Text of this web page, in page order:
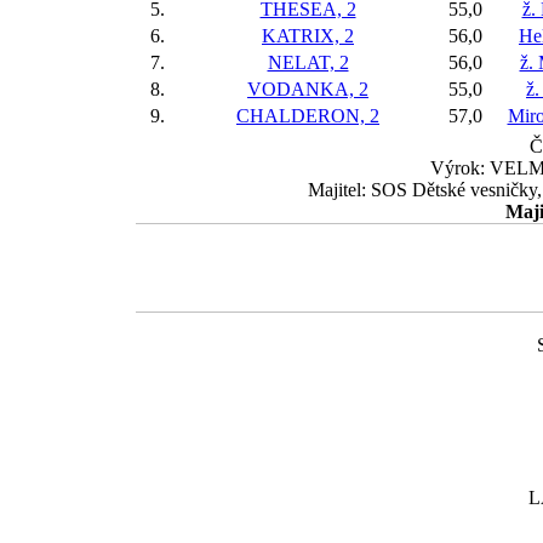
5.
THESEA, 2 55,0
ž.
6.
KATRIX, 2 56,0
7.
NELAT, 2 56,0
ž.
8.
VODANKA, 2 55,0
ž.
9.
CHALDERON, 2 57,0
Výrok:
Majitel: SOS Dětské